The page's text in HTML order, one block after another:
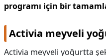
programı için bir
Activia meyveli
Activia meyveli yoğurtta